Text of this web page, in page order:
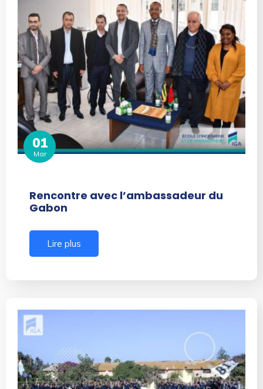
01
Mar
Rencontre avec l’ambassadeur du
Gabon
Lire plus